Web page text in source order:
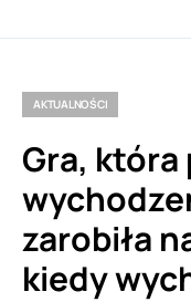
AKTUALNOŚCI
Gra, która
zarobiła
kiedy